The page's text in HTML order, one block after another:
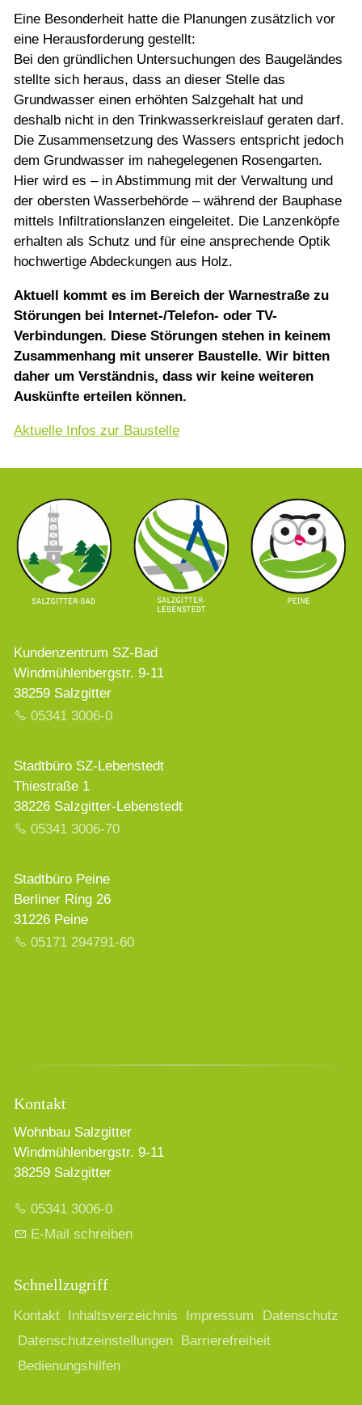
Eine Besonderheit hatte die Planungen zusätzlich vor
eine Herausforderung gestellt:
Bei den gründlichen Untersuchungen des Baugeländes
stellte sich heraus, dass an dieser Stelle das
Grundwasser einen erhöhten Salzgehalt hat und
deshalb nicht in den Trinkwasserkreislauf geraten darf.
Die Zusammensetzung des Wassers entspricht jedoch
dem Grundwasser im nahegelegenen Rosengarten.
Hier wird es – in Abstimmung mit der Verwaltung und
der obersten Wasserbehörde – während der Bauphase
mittels Infiltrationslanzen eingeleitet. Die Lanzenköpfe
erhalten als Schutz und für eine ansprechende Optik
hochwertige Abdeckungen aus Holz.
Aktuell kommt es im Bereich der Warnestraße zu
Störungen bei Internet-/Telefon- oder TV-
Verbindungen. Diese Störungen stehen in keinem
Zusammenhang mit unserer Baustelle. Wir bitten
daher um Verständnis, dass wir keine weiteren
Auskünfte erteilen können.
Aktuelle Infos zur Baustelle
Kundenzentrum SZ-Bad
Windmühlenbergstr. 9-11
38259 Salzgitter
05341 3006-0
Stadtbüro SZ-Lebenstedt
Thiestraße 1
38226 Salzgitter-Lebenstedt
05341 3006-70
Stadtbüro Peine
Berliner Ring 26
31226 Peine
05171 294791-60
Kontakt
Wohnbau Salzgitter
Windmühlenbergstr. 9-11
38259 Salzgitter
05341 3006-0
E-Mail schreiben
Schnellzugriff
Kontakt Inhaltsverzeichnis Impressum
Datenschutz
Datenschutzeinstellungen
Barrierefreiheit
Bedienungshilfen